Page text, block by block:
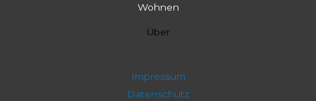
Wohnen
Über
Impressum
Datenschutz